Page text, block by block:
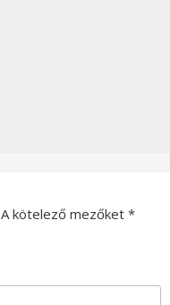
A kötelező mezőket *